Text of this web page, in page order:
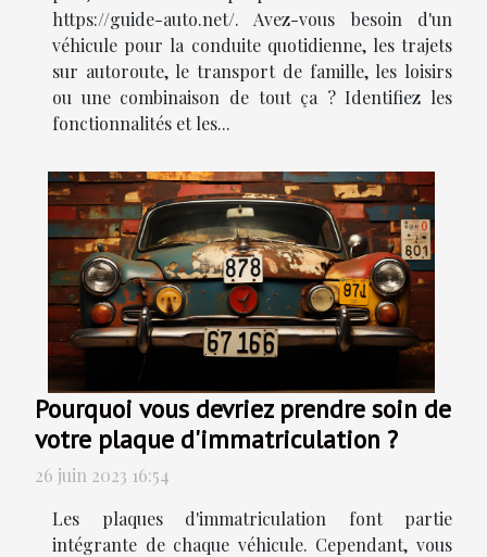
https://guide-auto.net/. Avez-vous besoin d'un
véhicule pour la conduite quotidienne, les trajets
sur autoroute, le transport de famille, les loisirs
ou une combinaison de tout ça ? Identifiez les
fonctionnalités et les...
Pourquoi vous devriez prendre soin de
votre plaque d'immatriculation ?
26 juin 2023 16:54
Les plaques d'immatriculation font partie
intégrante de chaque véhicule. Cependant, vous